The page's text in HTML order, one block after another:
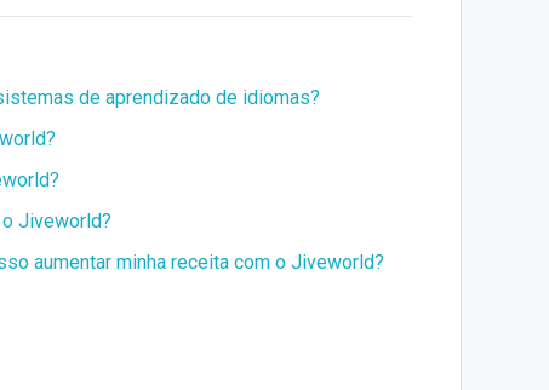
de aprendizado de idiomas?
Jiveworld?
aumentar minha receita com o Jiveworld?